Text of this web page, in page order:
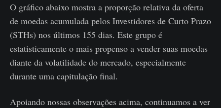
O gráfico abaixo mostra a proporção relativa da oferta
de moedas acumulada pelos Investidores de Curto Prazo
(STHs) nos últimos 155 dias. Este grupo é
estatisticamente o mais propenso a vender suas moedas
diante da volatilidade do mercado, especialmente
durante uma capitulação final.
Apoiando nossas observações acima, continuamos a ver